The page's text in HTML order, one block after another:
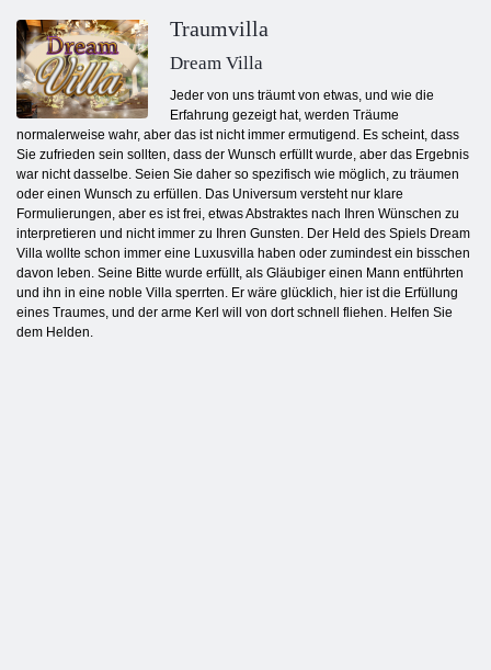
Traumvilla
Dream Villa
Jeder von uns träumt von etwas, und wie die
Erfahrung gezeigt hat, werden Träume
normalerweise wahr, aber das ist nicht immer ermutigend. Es scheint, dass
Sie zufrieden sein sollten, dass der Wunsch erfüllt wurde, aber das Ergebnis
war nicht dasselbe. Seien Sie daher so spezifisch wie möglich, zu träumen
oder einen Wunsch zu erfüllen. Das Universum versteht nur klare
Formulierungen, aber es ist frei, etwas Abstraktes nach Ihren Wünschen zu
interpretieren und nicht immer zu Ihren Gunsten. Der Held des Spiels Dream
Villa wollte schon immer eine Luxusvilla haben oder zumindest ein bisschen
davon leben. Seine Bitte wurde erfüllt, als Gläubiger einen Mann entführten
und ihn in eine noble Villa sperrten. Er wäre glücklich, hier ist die Erfüllung
eines Traumes, und der arme Kerl will von dort schnell fliehen. Helfen Sie
dem Helden.